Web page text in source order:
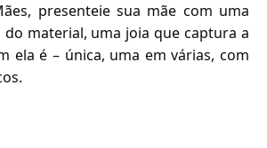
presenteie sua mãe com uma
do material, uma joia que captura a
ela é – única, uma em várias, com